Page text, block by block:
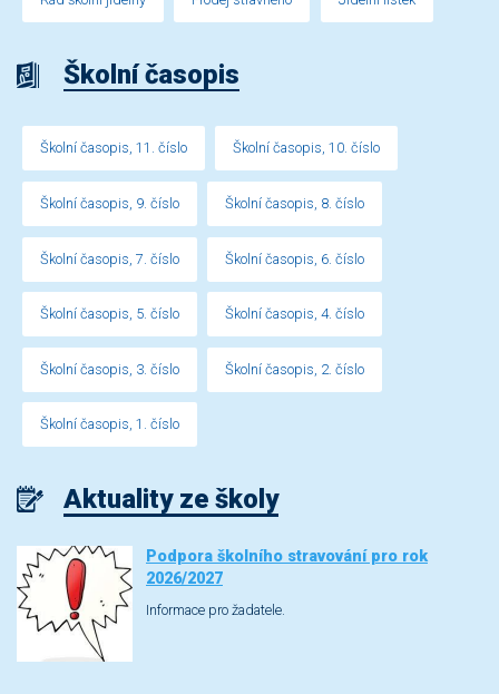
Školní časopis
Školní časopis, 11. číslo Školní časopis, 10. číslo
Školní časopis, 9. číslo Školní časopis, 8. číslo
Školní časopis, 7. číslo Školní časopis, 6. číslo
Školní časopis, 5. číslo Školní časopis, 4. číslo
Školní časopis, 3. číslo Školní časopis, 2. číslo
Školní časopis, 1. číslo
Aktuality ze školy
Podpora školního stravování pro rok
2026/2027
Informace pro žadatele.